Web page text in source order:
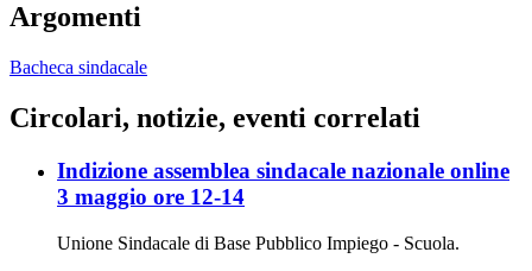
Argomenti
Bacheca sindacale
Circolari, notizie, eventi correlati
Indizione assemblea sindacale nazionale online
3 maggio ore 12-14
Unione Sindacale di Base Pubblico Impiego - Scuola.